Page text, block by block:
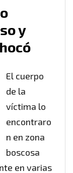
y
El cuerpo
de la
víctima lo
encontraro
n en zona
boscosa
en varias